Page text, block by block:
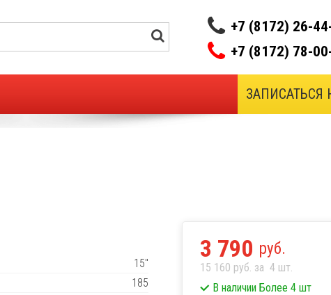
+7 (8172) 26-
+7 (8172) 78-
ЗАПИСАТЬСЯ
15"
185
3 790 руб.
15 160 руб. за 4 шт.
В наличии Более 4 шт